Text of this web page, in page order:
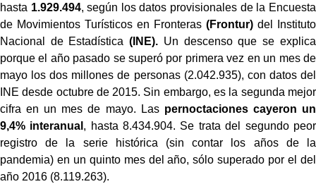
hasta 1.929.494, según los datos provisionales de la Encuesta
de Movimientos Turísticos en Fronteras (Frontur)del Instituto
Nacional de Estadística(INE). Un descenso que se explica
porque el año pasado se superó por primera vez en un mes de
mayo los dos millones de personas (2.042.935), con datos del
INE desde octubre de 2015. Sin embargo, es la segunda mejor
cifra en un mes de mayo. Las pernoctaciones cayeron un
9,4% interanual , hasta 8.434.904. Se trata del segundo peor
registro de la serie histórica (sin contar los años de la
pandemia) en un quinto mes del año, sólo superado por el del
año 2016 (8.119.263).